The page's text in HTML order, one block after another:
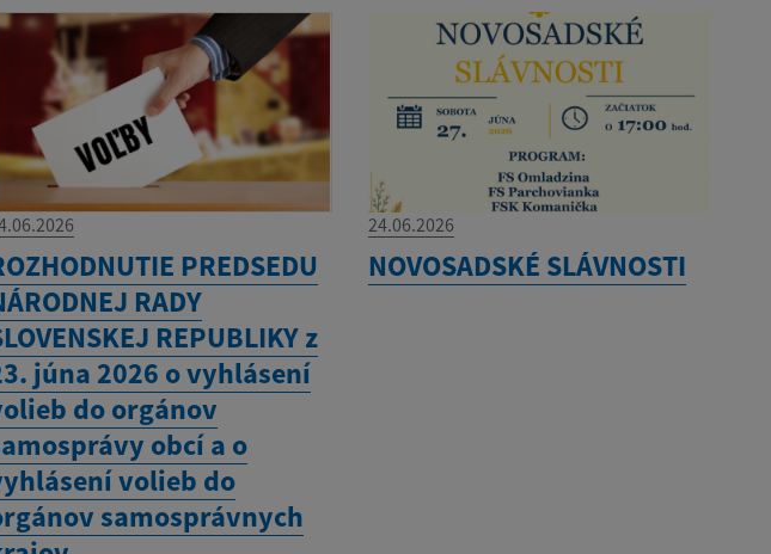
PREDSEDU
RADY
REPUBLIKY z
júna 2026 o vyhlásení
do orgánov
obcí a o
volieb do
samosprávnych
24.06.2026
NOVOSADSKÉ SLÁVNOSTI